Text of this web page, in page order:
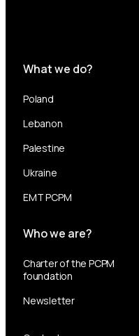
What we do?
Poland
Lebanon
Palestine
Ukraine
EMT PCPM
Who we are?
Charter of the PCPM
foundation
Newsletter